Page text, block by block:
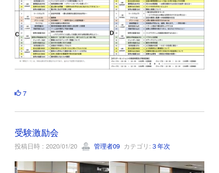
7
受験激励会
投稿日時 : 2020/01/20 管理者09 カテゴリ: ３年次